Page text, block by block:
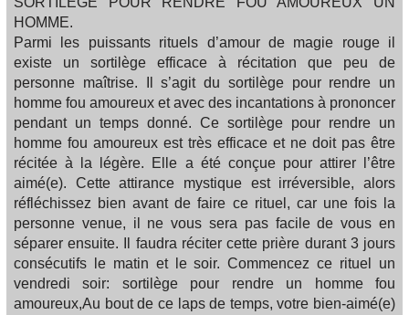
HOMME.
Parmi les puissants rituels d’amour de magie rouge il
existe un sortilège efficace à récitation que peu de
personne maîtrise. Il s’agit du sortilège pour rendre un
homme fou amoureux et avec des incantations à prononcer
pendant un temps donné. Ce sortilège pour rendre un
homme fou amoureux est très efficace et ne doit pas être
récitée à la légère. Elle a été conçue pour attirer l’être
aimé(e). Cette attirance mystique est irréversible, alors
réfléchissez bien avant de faire ce rituel, car une fois la
personne venue, il ne vous sera pas facile de vous en
séparer ensuite. Il faudra réciter cette prière durant 3 jours
consécutifs le matin et le soir. Commencez ce rituel un
vendredi soir: sortilège pour rendre un homme fou
amoureux,Au bout de ce laps de temps, votre bien-aimé(e)